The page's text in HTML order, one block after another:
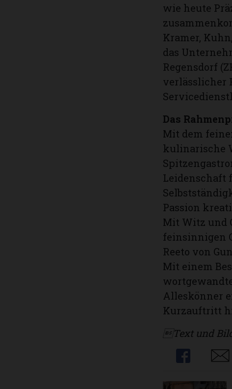
wie heute
Kramer,
das
Regensdorf
verlässlicher
Das
Mit dem
kulinarische
Leidenschaft
Passion
Mit Witz und
feinsinnigen
Reeto von
Mit einem
Alleskönner
Kurzauftritt
Text und
Share
Share